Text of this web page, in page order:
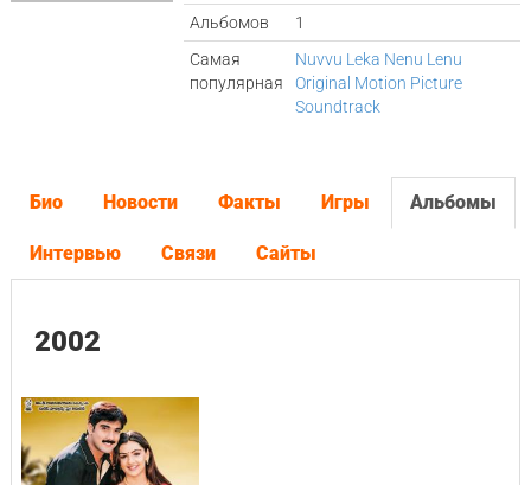
Альбомов
1
Самая
популярная
Nuvvu Leka Nenu Lenu
Original Motion Picture
Soundtrack
Био Новости Факты Игры Альбомы
Интервью Связи Сайты
2002